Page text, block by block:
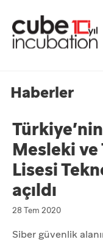
Haberler
Mesleki
Lisesi
açıldı
28 Tem 2020
Siber güvenlik